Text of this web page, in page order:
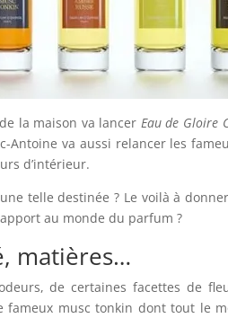
la maison va lancer Eau de Gloire
va aussi relancer les
d’intérieur.
telle destinée ? Le voilà à
au monde du parfum ?
matières…
de certaines facettes de
fameux musc tonkin dont tout le